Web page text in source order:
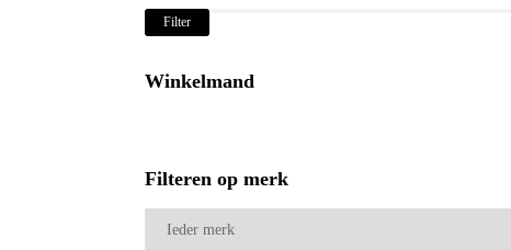
Filter
Winkelmand
Filteren op merk